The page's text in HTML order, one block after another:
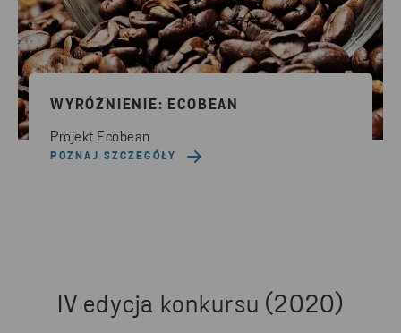
WYRÓŻNIENIE: ECOBEAN
Projekt Ecobean
POZNAJ SZCZEGÓŁY
IV edycja konkursu (2020)